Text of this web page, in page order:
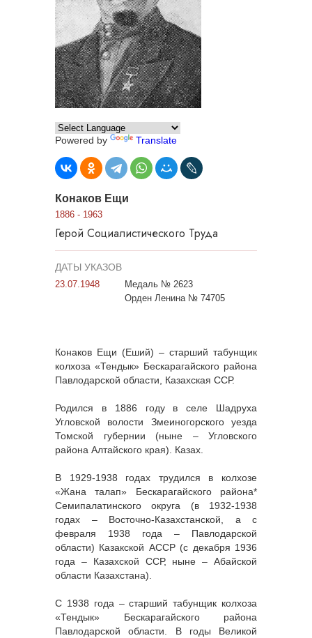
Powered by Translate
Конаков Ещи
1886 - 1963
Герой Социалистического Труда
ДАТЫ УКАЗОВ
23.07.1948
Медаль № 2623
Орден Ленина № 74705
Конаков Ещи (Еший) – старший табунщик
колхоза «Тендык» Бескарагайского района
Павлодарской области, Казахская ССР.
Родился в 1886 году в селе Шадруха
Угловской волости Змеиногорского уезда
Томской губернии (ныне – Угловского
района Алтайского края). Казах.
В 1929-1938 годах трудился в колхозе
«Жана талап» Бескарагайского района*
Семипалатинского округа (в 1932-1938
годах – Восточно-Казахстанской, а с
февраля 1938 года – Павлодарской
области) Казакской АССР (с декабря 1936
года – Казахской ССР, ныне – Абайской
области Казахстана).
С 1938 года – старший табунщик колхоза
«Тендык» Бескарагайского района
Павлодарской области. В годы Великой